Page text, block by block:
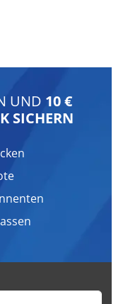
UND 10 €
SICHERN